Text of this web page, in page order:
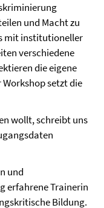
und Macht zu
mit institutioneller
verschiedene
die eigene
setzt die
wollt, schreibt uns
und
erfahrene Trainerin
Bildung.